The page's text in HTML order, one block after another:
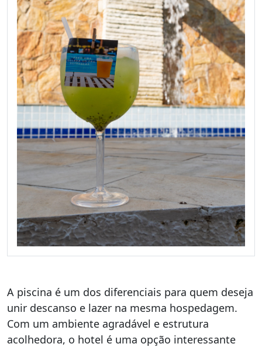
A piscina é um dos diferenciais para quem deseja
unir descanso e lazer na mesma hospedagem.
Com um ambiente agradável e estrutura
acolhedora, o hotel é uma opção interessante